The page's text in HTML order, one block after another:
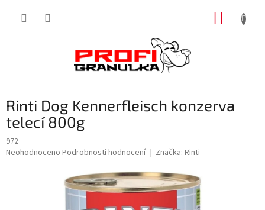
Rinti Dog Kennerfleisch konzerva
telecí 800g
972
Průměrné
Neohodnoceno Podrobnosti hodnocení Značka: Rinti